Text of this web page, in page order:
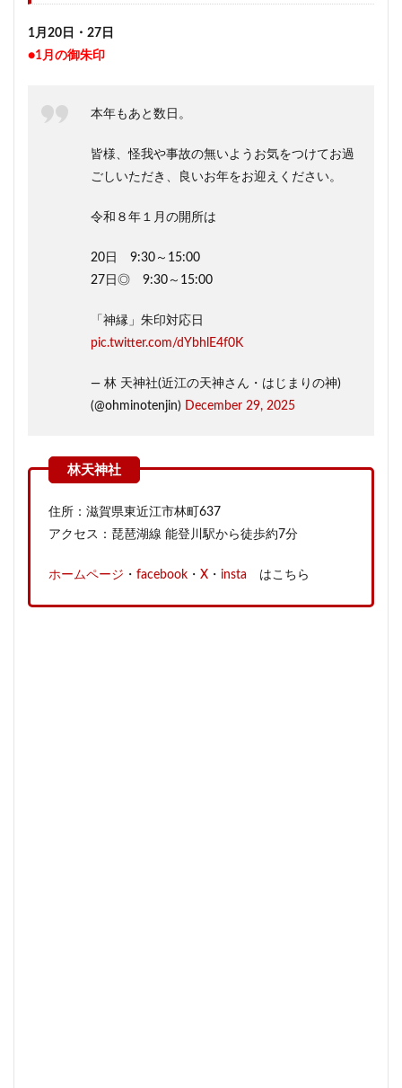
1月20日・27日
●1月の御朱印
本年もあと数日。
皆様、怪我や事故の無いようお気をつけてお過
ごしいただき、良いお年をお迎えください。
令和８年１月の開所は
20日 9:30～15:00
27日◎ 9:30～15:00
「神縁」朱印対応日
pic.twitter.com/dYbhlE4f0K
— 林 天神社(近江の天神さん・はじまりの神)
(@ohminotenjin) December 29, 2025
住所：滋賀県東近江市林町637
アクセス：琵琶湖線 能登川駅から徒歩約7分
ホームページ ・ facebook ・ X ・ insta はこちら